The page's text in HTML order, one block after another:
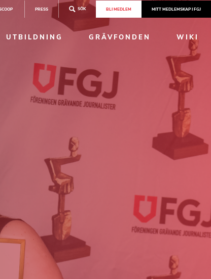
PRESS SÖK BLI MEDLEM MITT MEDLEMSKAP I FGJ
UTBILDNING GRÄVFONDEN WIKI